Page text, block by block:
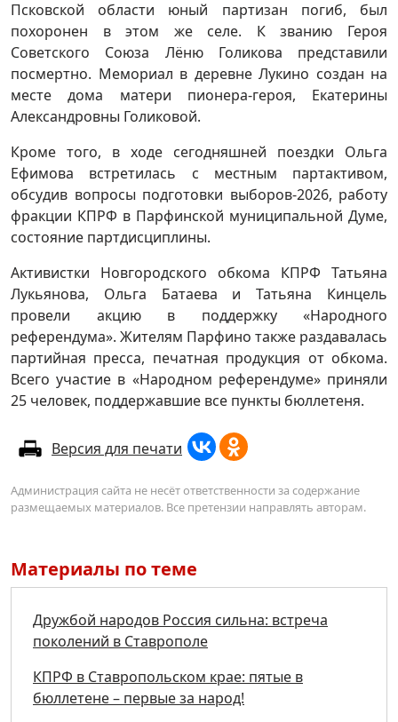
Псковской области юный партизан погиб, был
похоронен в этом же селе. К званию Героя
Советского Союза Лёню Голикова представили
посмертно. Мемориал в деревне Лукино создан на
месте дома матери пионера-героя, Екатерины
Александровны Голиковой.
Кроме того, в ходе сегодняшней поездки Ольга
Ефимова встретилась с местным партактивом,
обсудив вопросы подготовки выборов-2026, работу
фракции КПРФ в Парфинской муниципальной Думе,
состояние партдисциплины.
Активистки Новгородского обкома КПРФ Татьяна
Лукьянова, Ольга Батаева и Татьяна Кинцель
провели акцию в поддержку «Народного
референдума». Жителям Парфино также раздавалась
партийная пресса, печатная продукция от обкома.
Всего участие в «Народном референдуме» приняли
25 человек, поддержавшие все пункты бюллетеня.
Версия для печати
Администрация сайта не несёт ответственности за содержание
размещаемых материалов. Все претензии направлять авторам.
Материалы по теме
Дружбой народов Россия сильна: встреча
поколений в Ставрополе
КПРФ в Ставропольском крае: пятые в
бюллетене – первые за народ!